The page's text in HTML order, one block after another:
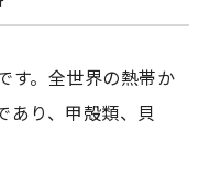
す。全世界の熱帯か
あり、甲殻類、貝